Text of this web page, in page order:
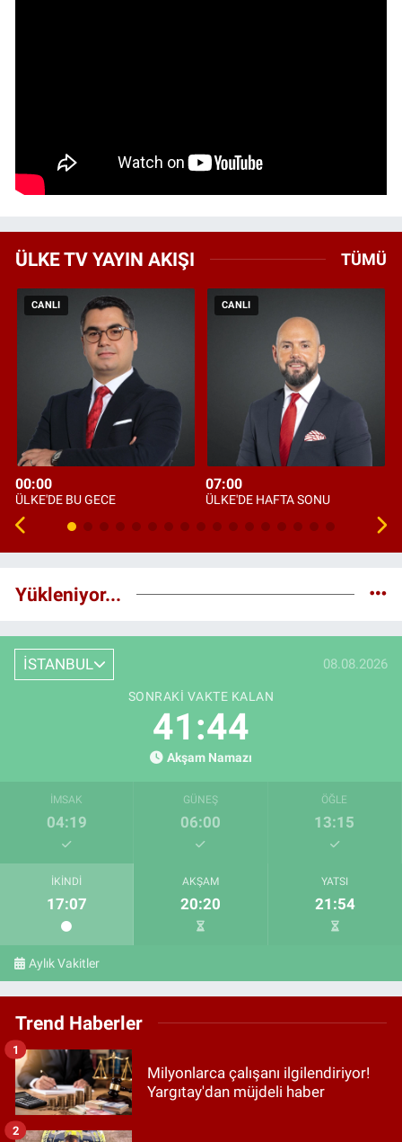
ÜLKE TV YAYIN AKIŞI TÜMÜ
CANLI
00:00
ÜLKE'DE BU GECE
CANLI
07:00
ÜLKE'DE HAFTA SONU
Yükleniyor...
İSTANBUL 08.08.2026
SONRAKI VAKTE KALAN
41:43
Akşam Namazı
İMSAK
04:19
GÜNEŞ
06:00
ÖĞLE
13:15
İKINDI
17:07
AKŞAM
20:20
YATSI
21:54
Aylık Vakitler
Trend Haberler
Milyonlarca çalışanı ilgilendiriyor!
Yargıtay'dan müjdeli haber
1
2